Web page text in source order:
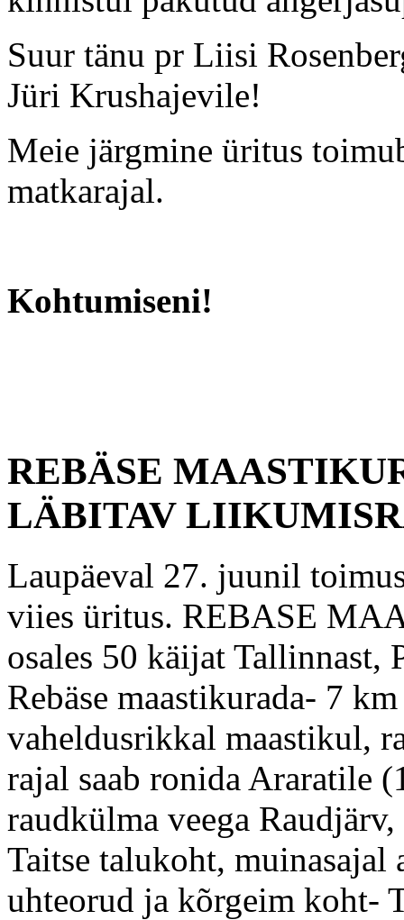
Suur tänu pr Liisi
Jüri Krushajevile!
Meie järgmine üritus
matkarajal.
Kohtumiseni!
REBÄSE
LÄBITAV
Laupäeval 27. juunil
viies üritus. REBASE
osales 50 käijat Tallinnast,
Rebäse maastikurada- 7
vaheldusrikkal maastikul,
rajal saab ronida Araratile
raudkülma veega
Taitse talukoht, muinasajal
uhteorud ja kõrgeim koht-